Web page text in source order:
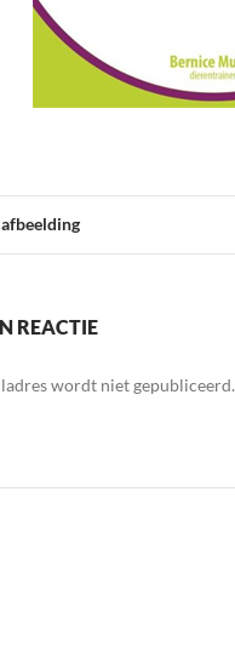
REACTIE
wordt niet gepubliceerd.